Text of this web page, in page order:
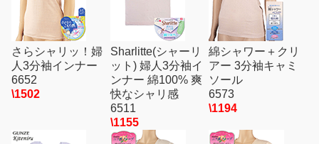
さらシャリッ！婦
人3分袖インナー
6652
\1502
Sharlitte(シャーリ
ット) 婦人3分袖イ
ンナー 綿100% 爽
快なシャリ感
6511
\1155
綿シャワー＋クリ
アー 3分袖キャミ
ソール
6573
\1194